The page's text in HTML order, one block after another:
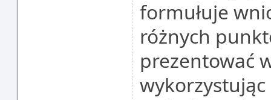
formułuje
różnych
prezentować